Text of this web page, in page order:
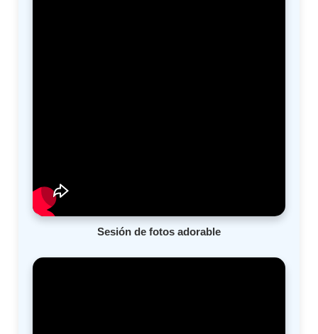
Sesión de fotos adorable